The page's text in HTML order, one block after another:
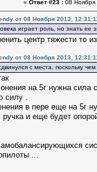
« Ответ #23 : 08 Ноября
от 08 Ноября 2013,
играет роль, но знать ее
центр тяжести то
от 08 Ноября 2013,
с места, поскольку
на 5г нужна сила
силу .
в пере еще на 5г
ручка и еще будет
...